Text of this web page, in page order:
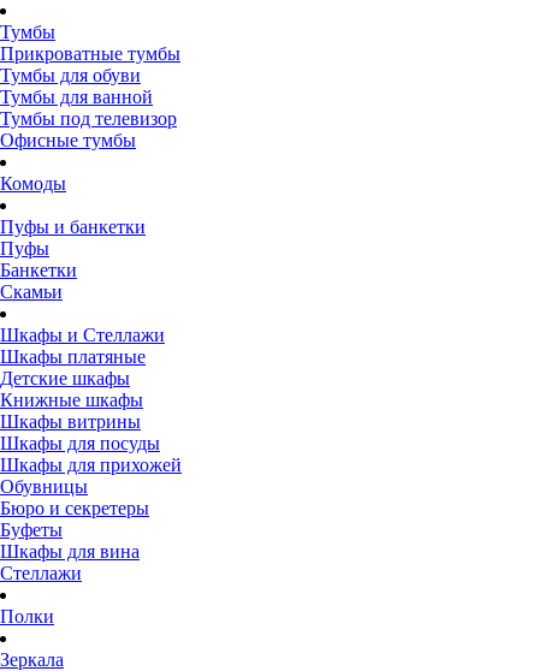
Тумбы
Прикроватные тумбы
Тумбы для обуви
Тумбы для ванной
Тумбы под телевизор
Офисные тумбы
Комоды
Пуфы и банкетки
Пуфы
Банкетки
Скамьи
Шкафы и Стеллажи
Шкафы платяные
Детские шкафы
Книжные шкафы
Шкафы витрины
Шкафы для посуды
Шкафы для прихожей
Обувницы
Бюро и секретеры
Буфеты
Шкафы для вина
Стеллажи
Полки
Зеркала